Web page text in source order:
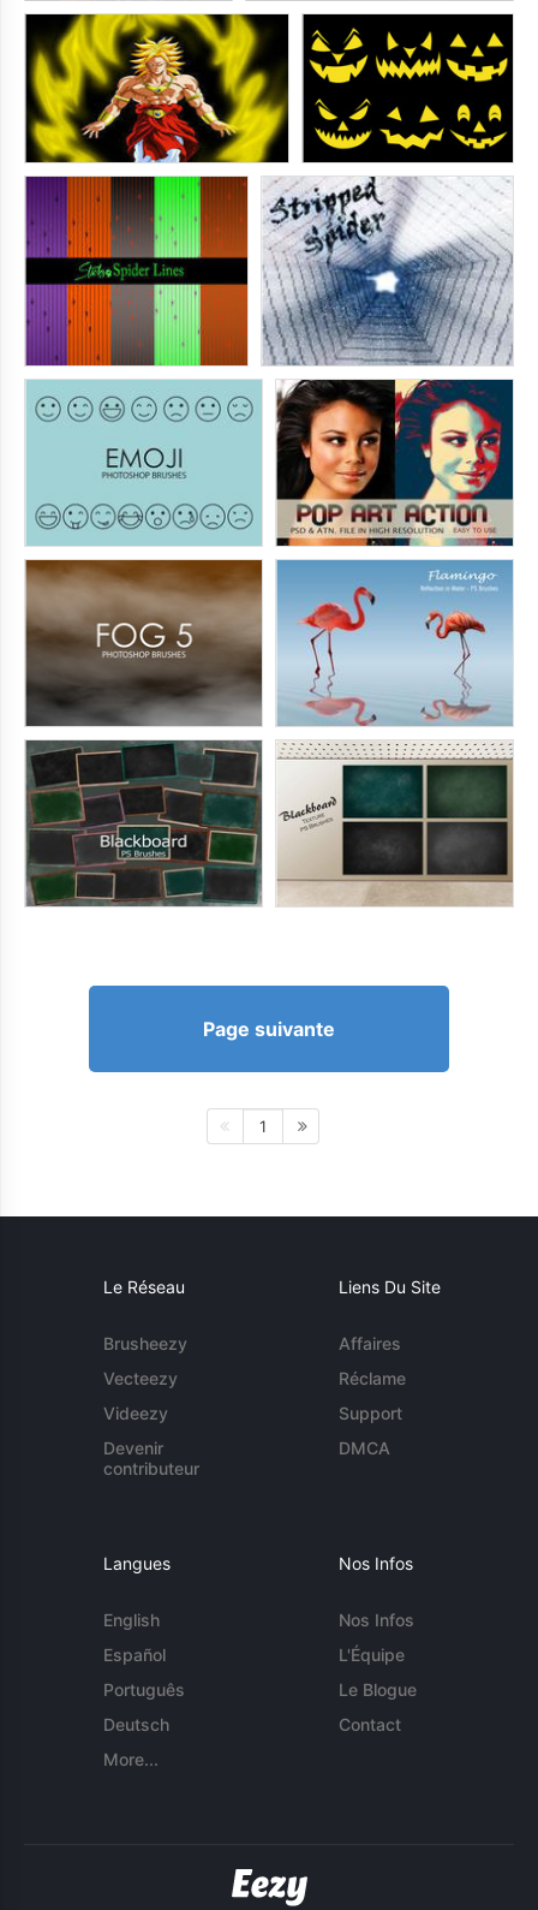
Page suivante
1
Le Réseau
Brusheezy
Vecteezy
Videezy
Devenir
contributeur
Liens Du Site
Affaires
Réclame
Support
DMCA
Langues
English
Español
Português
Deutsch
More...
Nos Infos
Nos Infos
L'Équipe
Le Blogue
Contact